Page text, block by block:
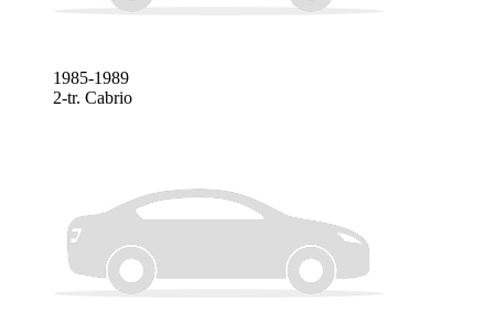
1985-1989
2-tr. Cabrio